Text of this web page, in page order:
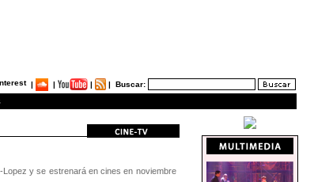
| | | | Buscar:
Lopez y se estrenará en cines en noviembre